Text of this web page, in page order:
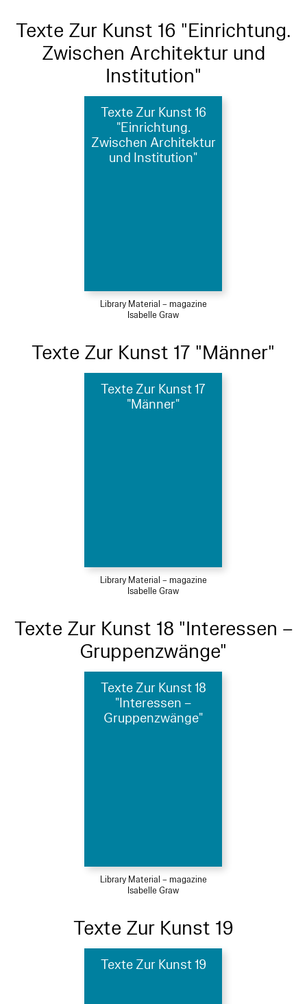
Texte Zur Kunst 16 "Einrichtung.
Zwischen Architektur und
Institution"
Texte Zur Kunst 16
"Einrichtung.
Zwischen Architektur
und Institution"
Library Material – magazine
Isabelle Graw
Texte Zur Kunst 17 "Männer"
Texte Zur Kunst 17
"Männer"
Library Material – magazine
Isabelle Graw
Texte Zur Kunst 18 "Interessen –
Gruppenzwänge"
Texte Zur Kunst 18
"Interessen –
Gruppenzwänge"
Library Material – magazine
Isabelle Graw
Texte Zur Kunst 19
Texte Zur Kunst 19